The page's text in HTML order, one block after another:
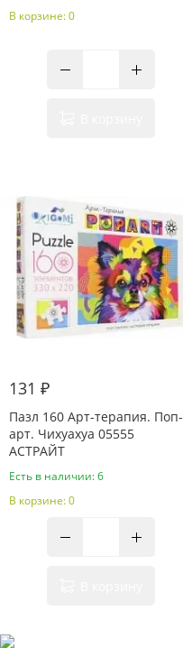
В корзине: 0
131 ₽
Пазл 160 Арт-терапия. Поп-
арт. Чихуахуа 05555
АСТРАЙТ
Есть в наличии: 6
В корзине: 0